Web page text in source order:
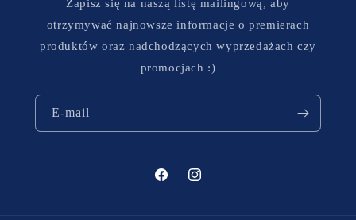
Zapisz się na naszą listę mailingową, aby
otrzymywać najnowsze informacje o premierach
produktów oraz nadchodzących wyprzedażach czy
promocjach :)
E-mail
FacebookInstagram